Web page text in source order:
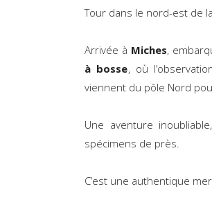
Tour dans le nord-est de la
Arrivée à Miches,
à bosse, où
viennent du pôle Nord
Une aventure
spécimens de près.
C’est une authentique